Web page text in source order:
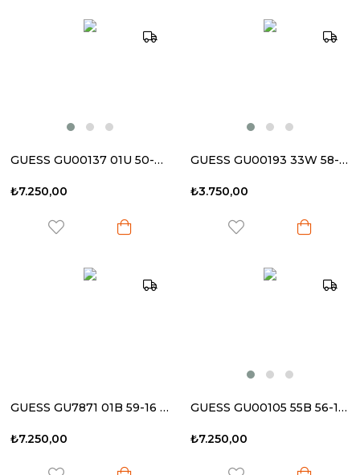
GUESS GU00137 01U 50-20 145 Kadın Güneş Gözlüğü
₺7.250,00
GUESS GU00193 33W 58-12 140 Kadın Güneş Gözlüğü
₺3.750,00
GUESS GU7871 01B 59-16 135 Kadın Güneş Gözlüğü
₺7.250,00
GUESS GU00105 55B 56-15 140 Kadın Güneş Gözlüğü
₺7.250,00